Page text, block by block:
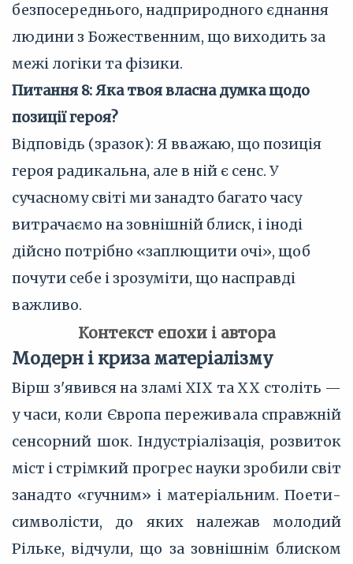
безпосереднього, надприродного єднання
людини з Божественним, що виходить за
межі логіки та фізики.
Питання 8: Яка твоя власна думка щодо
позиції героя?
Відповідь (зразок): Я вважаю, що позиція
героя радикальна, але в ній є сенс. У
сучасному світі ми занадто багато часу
витрачаємо на зовнішній блиск, і іноді
дійсно потрібно «заплющити очі», щоб
почути себе і зрозуміти, що насправді
важливо.
Контекст епохи і автора
Модерн і криза матеріалізму
Вірш з'явився на зламі XIX та XX століть —
у часи, коли Європа переживала справжній
сенсорний шок. Індустріалізація, розвиток
міст і стрімкий прогрес науки зробили світ
занадто «гучним» і матеріальним. Поети-
символісти, до яких належав молодий
Рільке, відчули, що за зовнішнім блиском